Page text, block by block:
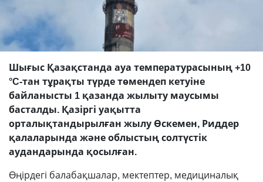
Шығыс Қазақстанда ауа температурасының +10
°C-тан тұрақты түрде төмендеп кетуіне
байланысты 1 қазанда жылыту маусымы
басталды. Қазіргі уақытта
орталықтандырылған жылу Өскемен, Риддер
қалаларында және облыстың солтүстік
аудандарында қосылған.
Өңірдегі балабақшалар, мектептер, медициналық